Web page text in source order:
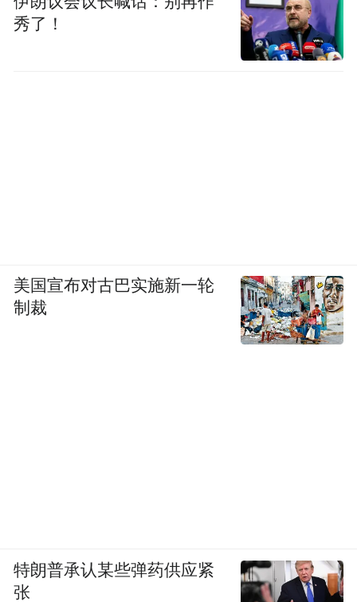
秀了！
美国宣布对古巴实施新一轮
制裁
特朗普承认某些弹药供应紧
张